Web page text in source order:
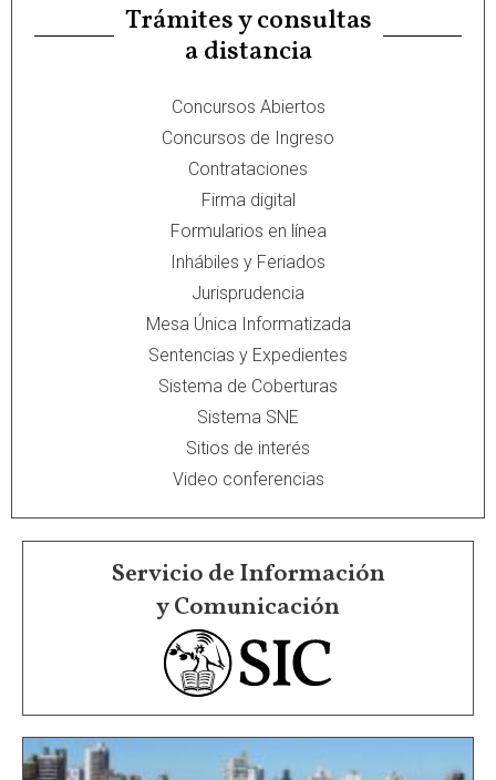
Trámites y consultas
a distancia
Concursos Abiertos
Concursos de Ingreso
Contrataciones
Firma digital
Formularios en línea
Inhábiles y Feriados
Jurisprudencia
Mesa Única Informatizada
Sentencias y Expedientes
Sistema de Coberturas
Sistema SNE
Sitios de interés
Video conferencias
Servicio de Información
y Comunicación